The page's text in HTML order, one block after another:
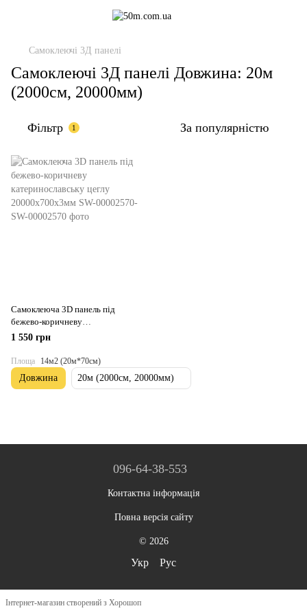
Самоклеючі 3Д панелі
Самоклеючі 3Д панелі Довжина: 20м
(2000см, 20000мм)
Фільтр 1 За популярністю
Самоклеюча 3D панель під
бежево-коричневу
катеринославську цеглу
1 550 грн
Площа 14м2 (20м*70см)
Довжина 20м (2000см, 20000мм)
096-64-38-553
Контактна інформація
Повна версія сайту
© 2026
Укр Рус
Інтернет-магазин створений з Хорошоп